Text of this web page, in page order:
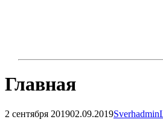
Главная
2 сентября 201902.09.2019Sverhadmin